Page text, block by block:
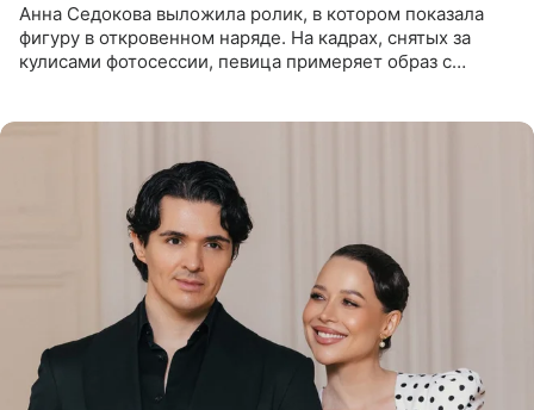
Анна Седокова выложила ролик, в котором показала
фигуру в откровенном наряде. На кадрах, снятых за
кулисами фотосессии, певица примеряет образ с